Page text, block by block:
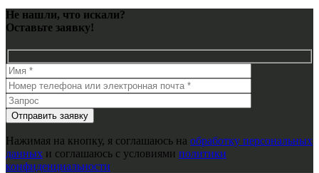
Не нашли, что искали?
Оставьте заявку!
Нажимая на кнопку, я соглашаюсь на обработку персональных
данных и соглашаюсь с условиями политики
конфиденциальности